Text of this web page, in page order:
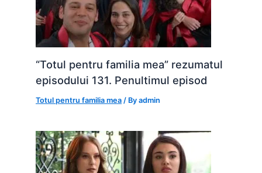
“Totul pentru familia mea” rezumatul
episodului 131. Penultimul episod
Totul pentru familia mea / Byadmin